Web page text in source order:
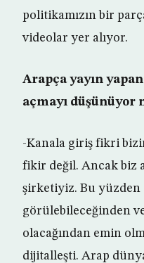
politikamızın bir
videolar yer alıyor.
Arapça yayın
açmayı düşünüyor
-Kanala giriş fikri
fikir değil. Ancak biz
şirketiyiz. Bu
görülebileceğinden
olacağından emin
dijitalleşti. Arap